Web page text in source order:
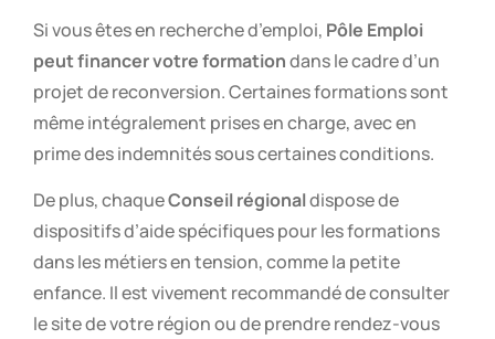
Si vous êtes en recherche d’emploi, Pôle Emploi
peut financer votre formationdans le cadre d’un
projet de reconversion. Certaines formations sont
même intégralement prises en charge, avec en
prime des indemnités sous certaines conditions.
De plus, chaqueConseil régionaldispose de
dispositifs d’aide spécifiques pour les formations
dans les métiers en tension, comme la petite
enfance. Il est vivement recommandé de consulter
le site de votre région ou de prendre rendez-vous